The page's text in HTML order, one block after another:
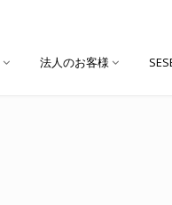
法人のお客様